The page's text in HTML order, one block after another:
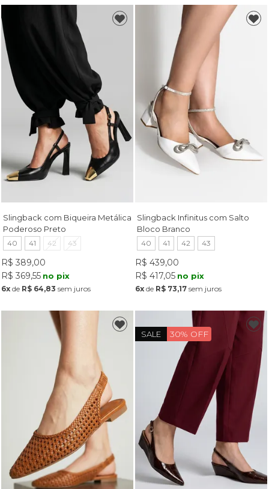
Slingback com Biqueira Metálica
Poderoso Preto
40 41 42 43
R$ 389,00
R$ 369,55 no pix
6xde R$ 64,83 sem juros
Slingback Infinitus com Salto
Bloco Branco
40 41 42 43
R$ 439,00
R$ 417,05 no pix
6x de R$ 73,17 sem juros
SALE 30% OFF